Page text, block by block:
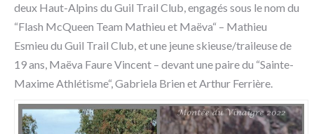
deux Haut-Alpins du Guil Trail Club, engagés sous le nom du
“Flash McQueen Team Mathieu et Maëva“ – Mathieu
Esmieu du Guil Trail Club, et une jeune skieuse/traileuse de
19 ans, Maëva Faure Vincent – devant une paire du “Sainte-
Maxime Athlétisme“, Gabriela Brien et Arthur Ferrière.